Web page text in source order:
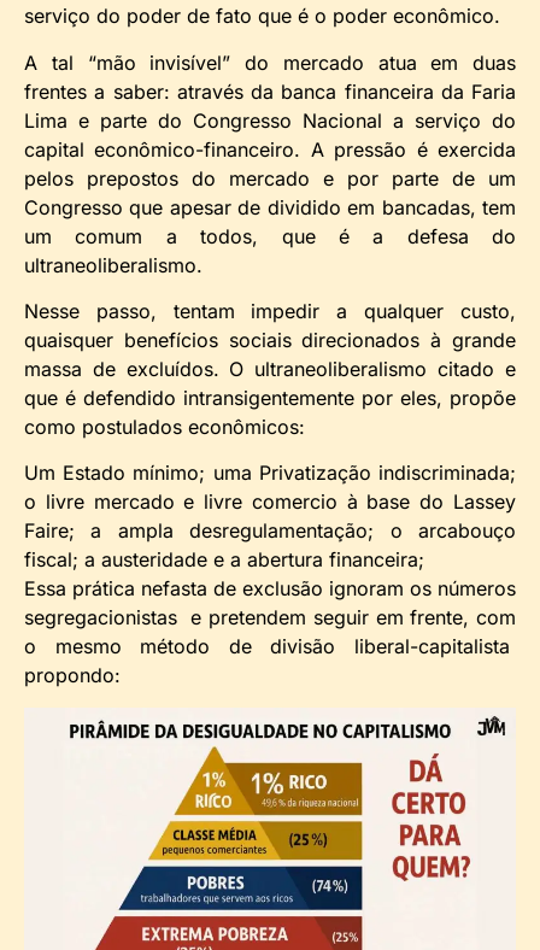
serviço do poder de fato que é o poder econômico.
A tal “mão invisível” do mercado atua em duas
frentes a saber: através da banca financeira da Faria
Lima e parte do Congresso Nacional a serviço do
capital econômico-financeiro. A pressão é exercida
pelos prepostos do mercado e por parte de um
Congresso que apesar de dividido em bancadas, tem
um comum a todos, que é a defesa do
ultraneoliberalismo.
Nesse passo, tentam impedir a qualquer custo,
quaisquer benefícios sociais direcionados à grande
massa de excluídos. O ultraneoliberalismo citado e
que é defendido intransigentemente por eles, propõe
como postulados econômicos:
Um Estado mínimo; uma Privatização indiscriminada;
o livre mercado e livre comercio à base do Lassey
Faire; a ampla desregulamentação; o arcabouço
fiscal; a austeridade e a abertura financeira;
Essa prática nefasta de exclusão ignoram os números
segregacionistas e pretendem seguir em frente, com
o mesmo método de divisão liberal-capitalista
propondo: